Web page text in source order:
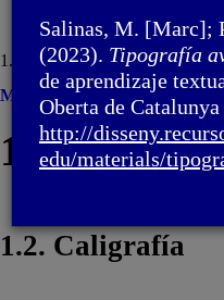
1. Caligrafía y lettering/ 1.2.
Menú
1.
1.2. Caligrafía
Salinas, M. [Marc];
(2023). Tipografía
de aprendizaje
Oberta de
http://
edu/materials/